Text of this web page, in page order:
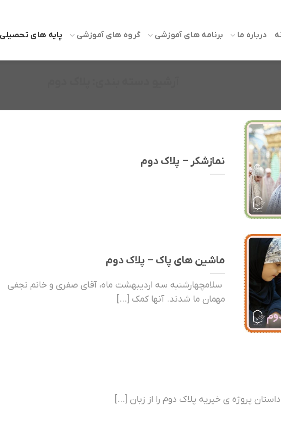
درباره ما برنامه های آموزشی گروه های آموزشی پایه های تحصیلی
نمازشکر – پلاک دوم
ماشین های پاک – پلاک دوم
سلامچهارشنبه سه اردیبهشت ماه، آقای صفری و خانم نجفی
مهمان ما شدند. آنها کمک [...]
پروژه ی خیریه پلاک دوم را از زبان [...]